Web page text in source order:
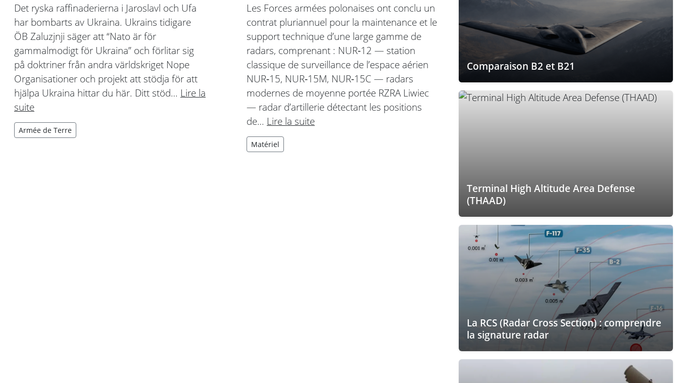
Det ryska raffinaderierna i Jaroslavl och Ufa
har bombarts av Ukraina. Ukrains tidigare
ÖB Zaluzjnji säger att “Nato är för
gammalmodigt för Ukraina” och förlitar sig
på doktriner från andra världskriget Nope
Organisationer och projekt att stödja för att
hjälpa Ukraina hittar du här. Ditt stöd… Lire la
suite
Armée de Terre
Les Forces armées polonaises ont conclu un
contrat pluriannuel pour la maintenance et le
support technique d’une large gamme de
radars, comprenant : NUR‑12 — station
classique de surveillance de l’espace aérien
NUR‑15, NUR‑15M, NUR‑15C — radars
modernes de moyenne portée RZRA Liwiec
— radar d’artillerie détectant les positions
de… Lire la suite
Matériel
Comparaison B2 et B21
Terminal High Altitude Area Defense
(THAAD)
La RCS (Radar Cross Section) : comprendre
la signature radar